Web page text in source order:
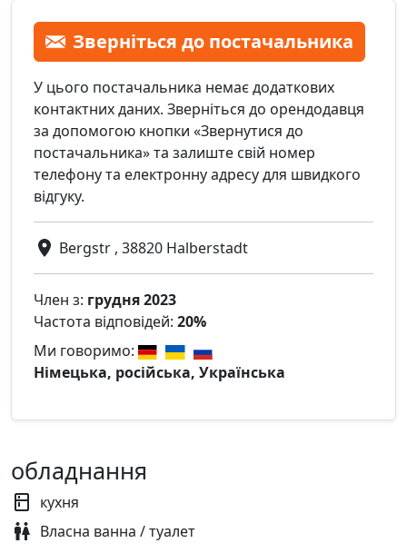
Зверніться до постачальника
У цього постачальника немає додаткових
контактних даних. Зверніться до орендодавця
за допомогою кнопки «Звернутися до
постачальника» та залиште свій номер
телефону та електронну адресу для швидкого
відгуку.
Bergstr , 38820 Halberstadt
Член з: грудня 2023
Частота відповідей: 20%
Ми говоримо:
Німецька, російська, Українська
обладнання
кухня
Власна ванна / туалет